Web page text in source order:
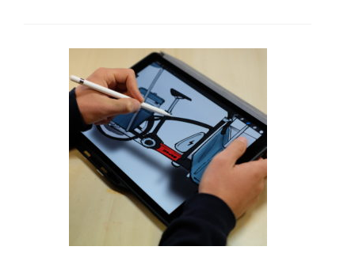
les
murs
»